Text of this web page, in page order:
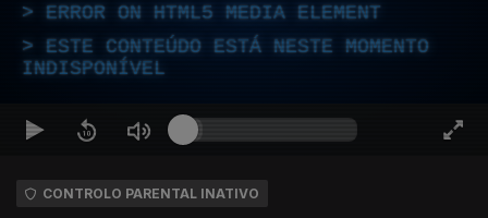
ERROR ON HTML5 MEDIA ELEMENT
ESTE CONTEÚDO ESTÁ NESTE MOMENTO
INDISPONÍVEL
CONTROLO PARENTAL INATIVO